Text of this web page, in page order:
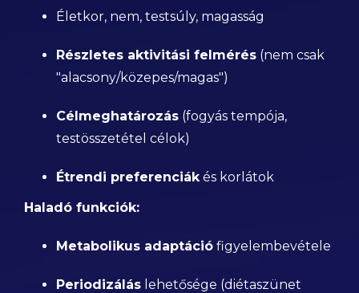
Életkor, nem, testsúly, magasság
Részletes aktivitási felmérés (nem csak
"alacsony/közepes/magas")
Célmeghatározás (fogyás tempója,
testösszetétel célok)
Étrendi preferenciákés korlátok
Haladó funkciók:
Metabolikus adaptáció figyelembevétele
Periodizálás lehetősége (diétaszünet